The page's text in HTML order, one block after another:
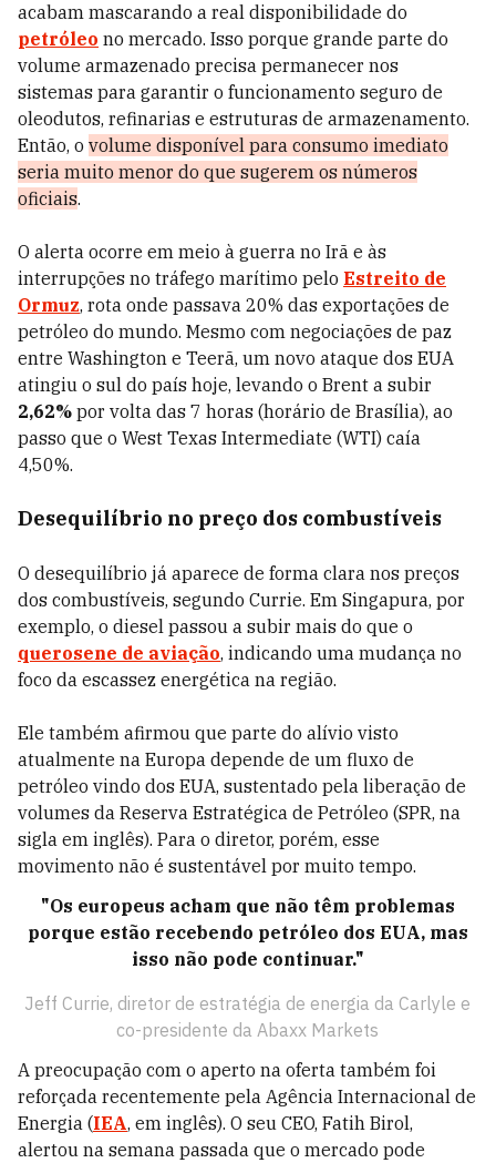
acabam mascarando a real disponibilidade do
petróleo no mercado. Isso porque grande parte do
volume armazenado precisa permanecer nos
sistemas para garantir o funcionamento seguro de
oleodutos, refinarias e estruturas de armazenamento.
Então, o volume disponível para consumo imediato
seria muito menor do que sugerem os números
oficiais.
O alerta ocorre em meio à guerra no Irã e às
interrupções no tráfego marítimo pelo Estreito de
Ormuz, rota onde passava 20% das exportações de
petróleo do mundo. Mesmo com negociações de paz
entre Washington e Teerã, um novo ataque dos EUA
atingiu o sul do país hoje, levando o Brent a subir
2,62% por volta das 7 horas (horário de Brasília), ao
passo que o West Texas Intermediate (WTI) caía
4,50%.
Desequilíbrio no preço dos combustíveis
O desequilíbrio já aparece de forma clara nos preços
dos combustíveis, segundo Currie. Em Singapura, por
exemplo, o diesel passou a subir mais do que o
querosene de aviação, indicando uma mudança no
foco da escassez energética na região.
Ele também afirmou que parte do alívio visto
atualmente na Europa depende de um fluxo de
petróleo vindo dos EUA, sustentado pela liberação de
volumes da Reserva Estratégica de Petróleo (SPR, na
sigla em inglês). Para o diretor, porém, esse
movimento não é sustentável por muito tempo.
"Os europeus acham que não têm problemas
porque estão recebendo petróleo dos EUA, mas
isso não pode continuar."
Jeff Currie, diretor de estratégia de energia da Carlyle e
co-presidente da Abaxx Markets
A preocupação com o aperto na oferta também foi
reforçada recentemente pela Agência Internacional de
Energia (IEA, em inglês). O seu CEO, Fatih Birol,
alertou na semana passada que o mercado pode